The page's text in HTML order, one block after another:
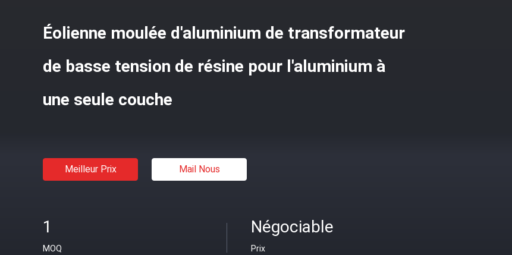
Éolienne moulée d'aluminium de transformateur
de basse tension de résine pour l'aluminium à
une seule couche
Meilleur Prix Mail Nous
1
MOQ
Négociable
Prix